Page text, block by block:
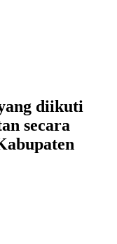
diikuti
secara